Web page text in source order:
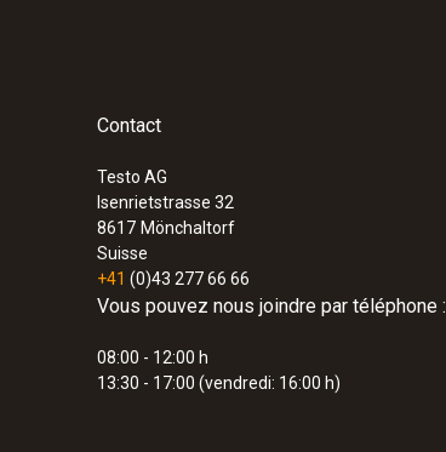
Contact
Testo AG
Isenrietstrasse 32
8617 Mönchaltorf
Suisse
+41 (0)43 277 66 66
Vous pouvez nous joindre par téléphone :
08:00 - 12:00 h
13:30 - 17:00 (vendredi: 16:00 h)